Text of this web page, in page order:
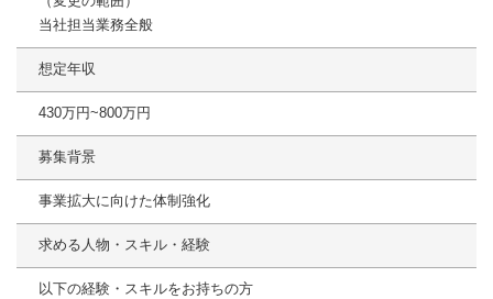
当社担当業務全般
想定年収
430万円~800万円
募集背景
事業拡大に向けた体制強化
求める人物・スキル・経験
以下の経験・スキルをお持ちの方